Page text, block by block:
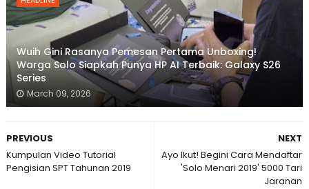
Wuih Gini Rasanya Pemesan Pertama Unboxing!
Warga Solo Siapkah Punya HP AI Terbaik: Galaxy S26
Series
March 09, 2026
NEXT
Ayo Ikut! Begini Cara Mendaftar
'Solo Menari 2019' 5000 Tari
Jaranan
PREVIOUS
Kumpulan Video Tutorial
Pengisian SPT Tahunan 2019